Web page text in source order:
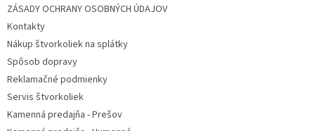
ZÁSADY OCHRANY OSOBNÝCH ÚDAJOV
Kontakty
Nákup štvorkoliek na splátky
Spôsob dopravy
Reklamačné podmienky
Servis štvorkoliek
Kamenná predajňa - Prešov